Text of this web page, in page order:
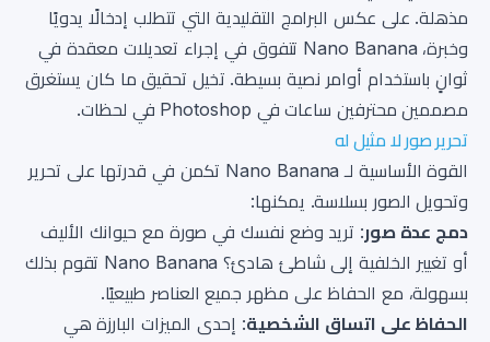
مذهلة. على عكس البرامج التقليدية التي تتطلب إدخالًا يدويًا
وخبرة، Nano Banana تتفوق في إجراء تعديلات معقدة في
ثوانٍ باستخدام أوامر نصية بسيطة. تخيل تحقيق ما كان يستغرق
مصممين محترفين ساعات في Photoshop في لحظات.
تحرير صور لا مثيل له
القوة الأساسية لـ Nano Banana تكمن في قدرتها على تحرير
وتحويل الصور بسلاسة. يمكنها:
دمج عدة صور: تريد وضع نفسك في صورة مع حيوانك الأليف
أو تغيير الخلفية إلى شاطئ هادئ؟ Nano Banana تقوم بذلك
بسهولة، مع الحفاظ على مظهر جميع العناصر طبيعيًا.
الحفاظ على اتساق الشخصية: إحدى الميزات البارزة هي